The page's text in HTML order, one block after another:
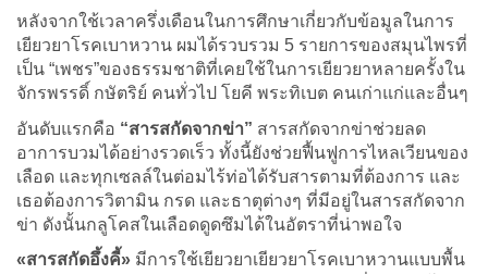
หลังจากใช้เวลาครึ่งเดือนในการศึกษาเกี่ยวกับข้อมูลในการ
เยียวยาโรคเบาหวาน ผมได้รวบรวม 5 รายการของสมุนไพรที่
เป็น “เพชร”ของธรรมชาติที่เคยใช้ในการเยียวยาหลายครั้งใน
จักรพรรดิ์ กษัตริย์ คนทั่วไป โยคี พระทิเบต คนเก่าแก่และอื่นๆ
อันดับแรกคือ “สารสกัดจากข่า” สารสกัดจากข่าช่วยลด
อาการบวมได้อย่างรวดเร็ว ทั้งนี้ยังช่วยฟื้นฟูการไหลเวียนของ
เลือด และทุกเซลล์ในต่อมไร้ท่อได้รับสารตามที่ต้องการ และ
เธอต้องการวิตามิน กรด และธาตุต่างๆ ที่มีอยู่ในสารสกัดจาก
ข่า ดังนั้นกลูโคสในเลือดดูดซึมได้ในอัตราที่น่าพอใจ
«สารสกัดอึ้งคี้» มีการใช้เยียวยาเยียวยาโรคเบาหวานแบบพื้น